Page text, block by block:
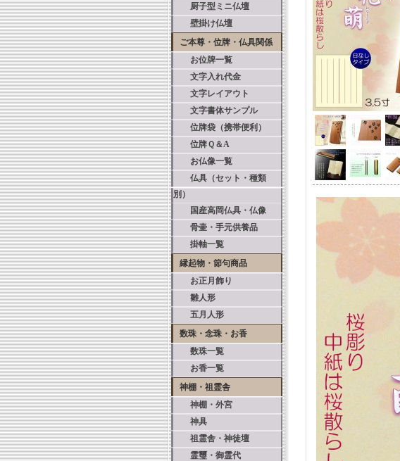
厨子型ミニ仏壇
壁掛け仏壇
ご本尊・位牌・仏具関係
お位牌一覧
文字入れ代金
文字レイアウト
文字書体サンプル
位牌袋（携帯便利）
位牌Ｑ＆A
お仏像一覧
仏具（セット・種類
別）
国産高岡仏具・仏像
骨壷・手元供養品
掛軸一覧
縁起物・節句商品
お正月飾り
雛人形
五月人形
数珠・念珠・お香
数珠一覧
お香一覧
神棚・祖霊舎
神棚・外宮
神具
祖霊舎・神徒壇
霊璽・御霊代